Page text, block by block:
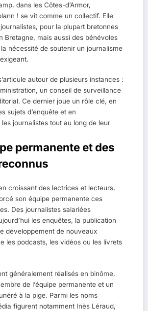
dans les Côtes-d’Armor,
! se vit comme un collectif. Elle
pour la plupart bretonnes
Bretagne, mais aussi des bénévoles
nécessité de soutenir un journalisme
autour de plusieurs instances :
un conseil de surveillance
Ce dernier joue un rôle clé, en
sujets d’enquête et en
journalistes tout au long de leur
permanente et des
croissant des lectrices et lecteurs,
son équipe permanente ces
Des journalistes salariées
les enquêtes, la publication
développement de nouveaux
les podcasts, les vidéos ou les livrets
généralement réalisés en binôme,
de l’équipe permanente et un
à la pige. Parmi les noms
figurent notamment Inès Léraud,